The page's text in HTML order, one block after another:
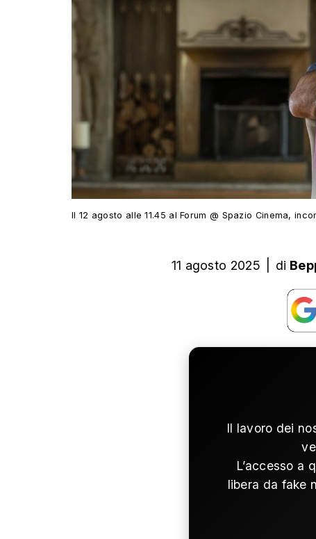
Il 12 agosto alle 11.45 al Forum @ Spazio Cinema,
11 agosto 2025 di
Il lavoro dei
L’accesso a
libera da fake